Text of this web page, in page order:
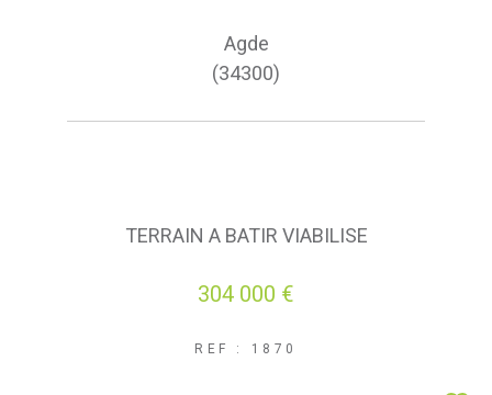
Agde
(34300)
TERRAIN A BATIR VIABILISE
304 000 €
REF : 1870